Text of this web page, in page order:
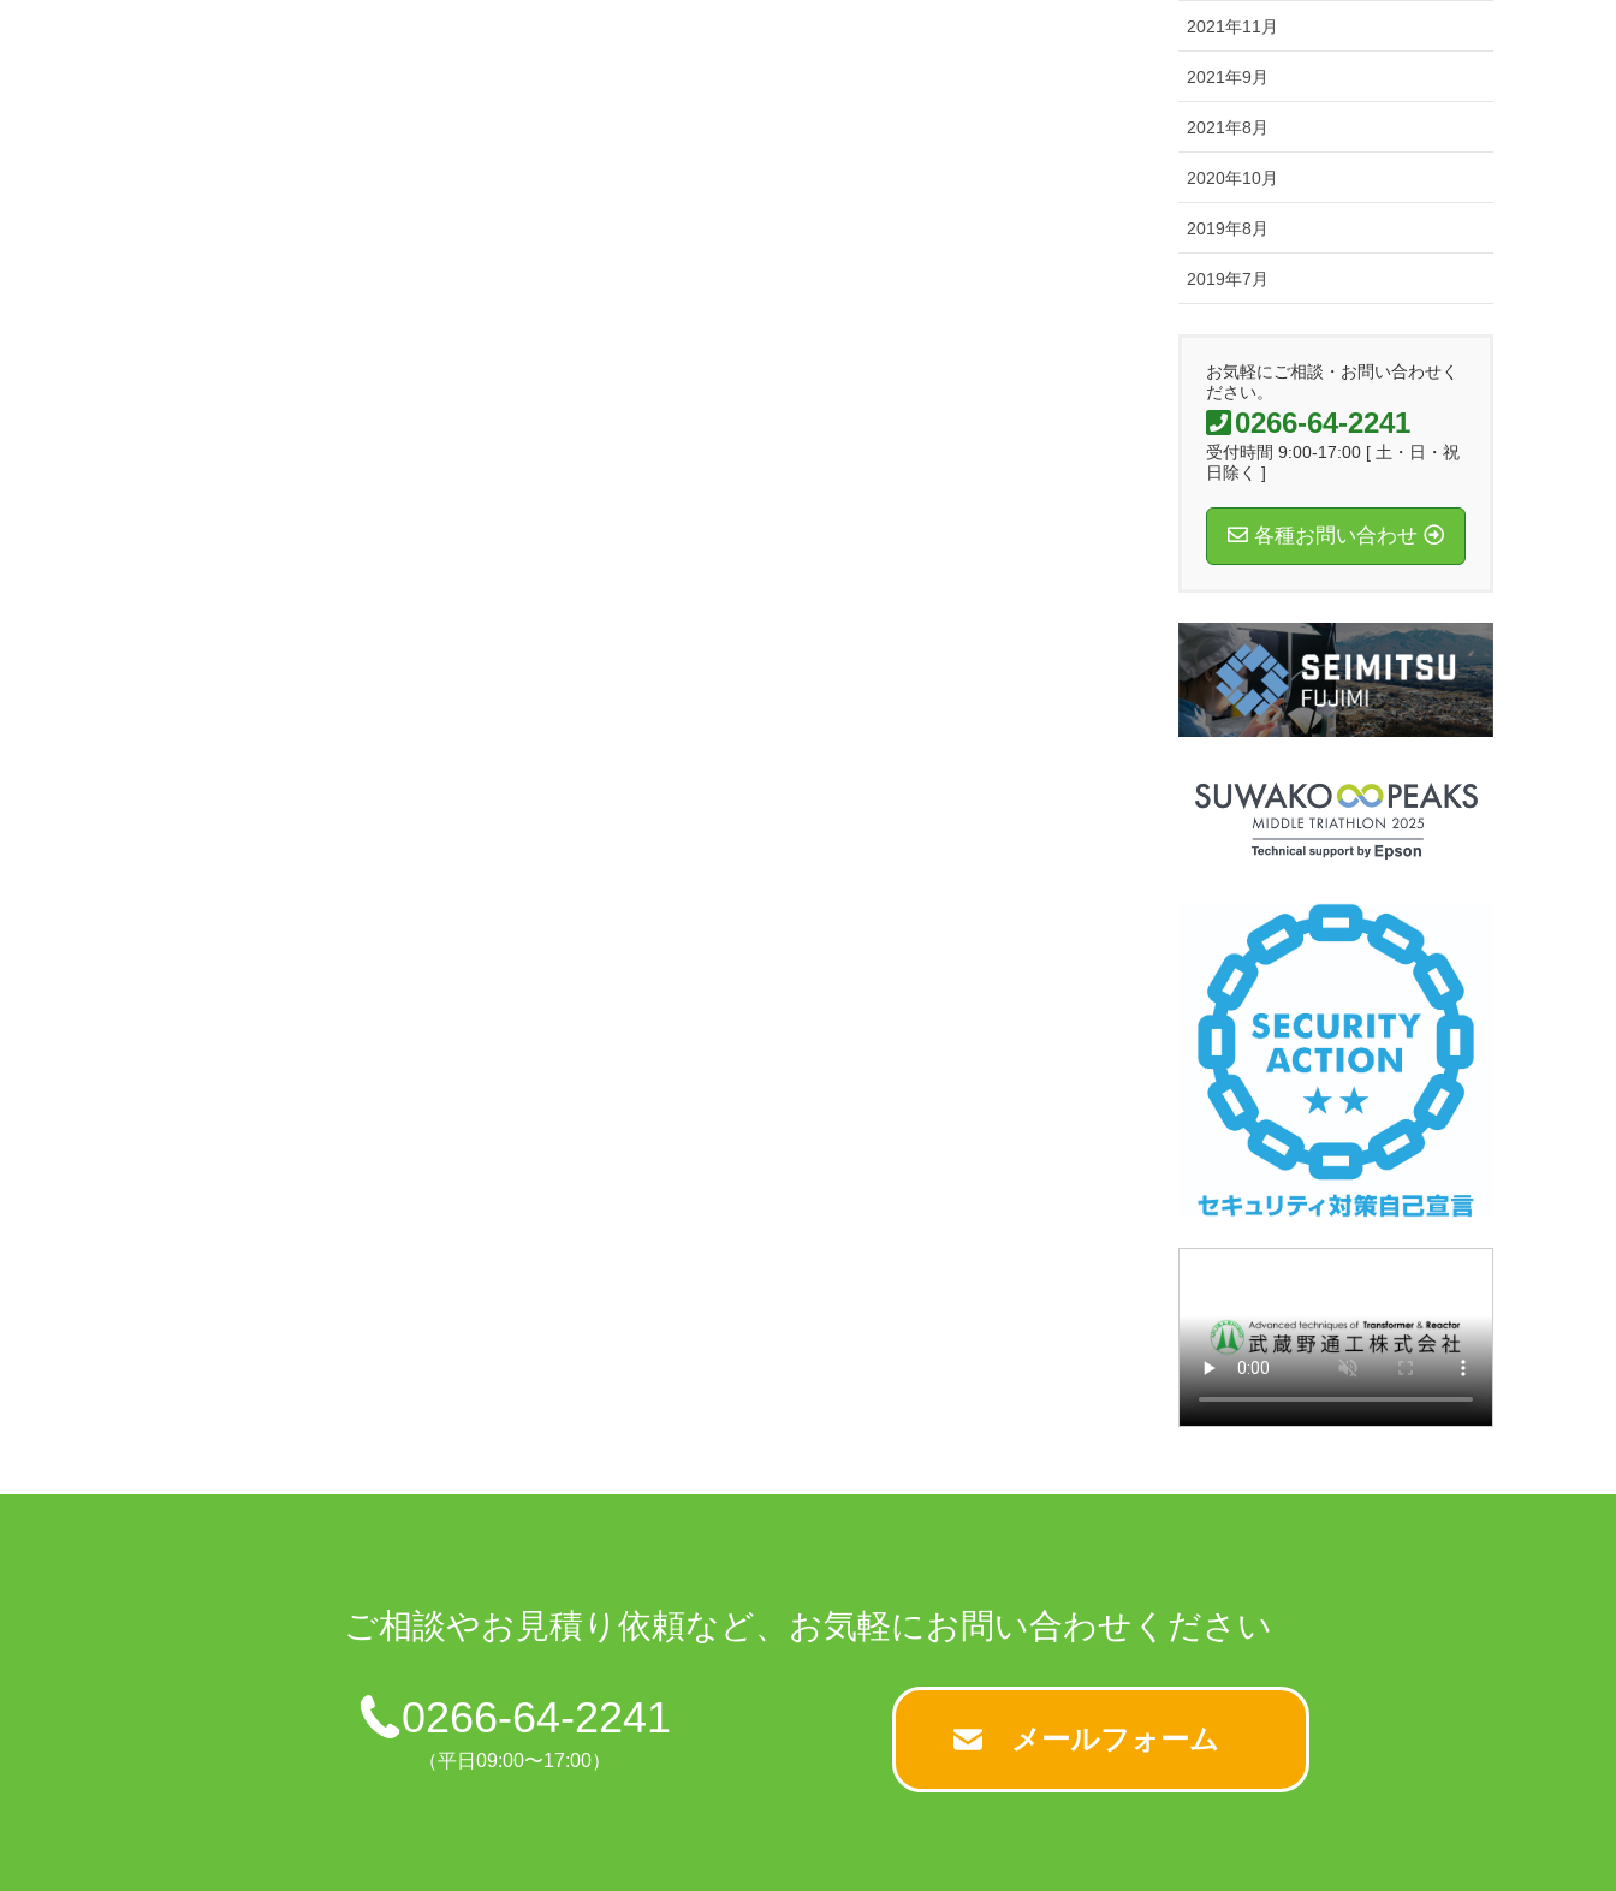
2021年11月
2021年9月
2021年8月
2020年10月
2019年8月
2019年7月
お気軽にご相談・お問い合わせく
ださい。
0266-64-2241
受付時間 9:00-17:00 [ 土・日・祝
日除く ]
各種お問い合わせ
ご相談やお見積り依頼など、 お気軽にお問い合わせください
0266-64-2241
（平日09:00〜17:00）
メールフォーム